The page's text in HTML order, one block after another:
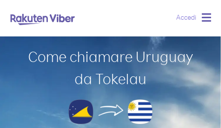
Accedi
Come chiamare Uruguay
da Tokelau